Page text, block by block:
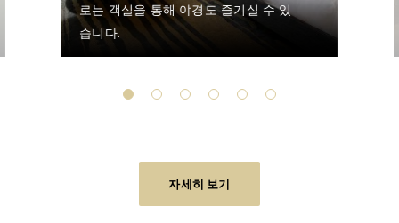
로는 객실을 통해 야경도 즐기실 수 있
습니다.
자세히 보기